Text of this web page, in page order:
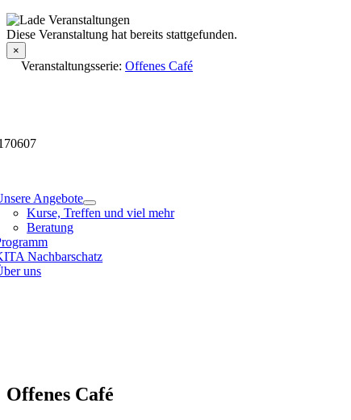
Skip
to
content
Angebote
Kurse, Treffen und viel mehr
Beratung
Nachbarschatz
uns
Veranstaltungsdetails
Diese Veranstaltung hat bereits stattgefunden.
×
Veranstaltungsserie: Offenes Café
Offenes Café